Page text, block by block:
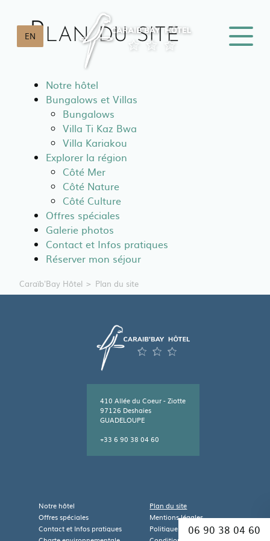
ENPlan du site
Notre hôtel
Bungalows et Villas
Bungalows
Villa Ti Kaz Bwa
Villa Kariakou
Explorer la région
Côté Mer
Côté Nature
Côté Culture
Offres spéciales
Galerie photos
Contact et Infos pratiques
Réserver mon séjour
06 90 38 04 60
Caraïb'Bay Hôtel Plan du site
410 Allée du Coeur - Ziotte
97126 Deshaies
GUADELOUPE
+33 6 90 38 04 60
97126 DESHAIES,
−
Notre hôtel
Offres spéciales
Contact et Infos pratiques
Plan du site
Mentions légales
Politique de confidentialité